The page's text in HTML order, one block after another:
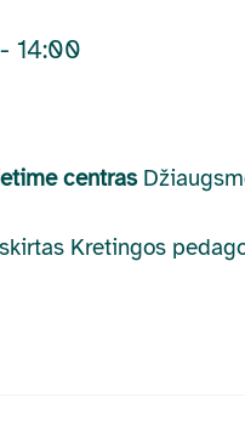
-14:00
centras
Kretingos